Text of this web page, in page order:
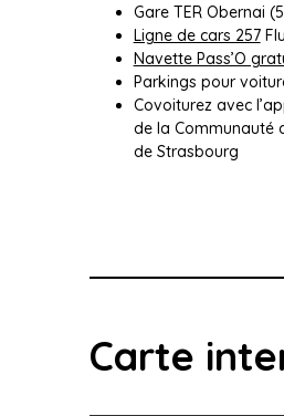
Gare TER Obernai
Ligne de cars 257
Navette Pass’O
Parkings pour
Covoiturez avec
de la Communauté
de Strasbourg
Carte